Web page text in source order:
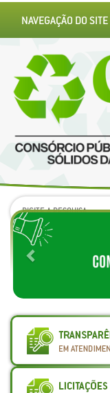
NAVEGAÇÃO DO SITE
Previous